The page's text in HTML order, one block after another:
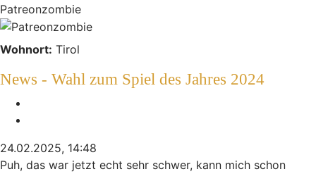
Patreonzombie
Wohnort: Tirol
News - Wahl zum Spiel des Jahres 2024
24.02.2025, 14:48
Puh, das war jetzt echt sehr schwer, kann mich schon